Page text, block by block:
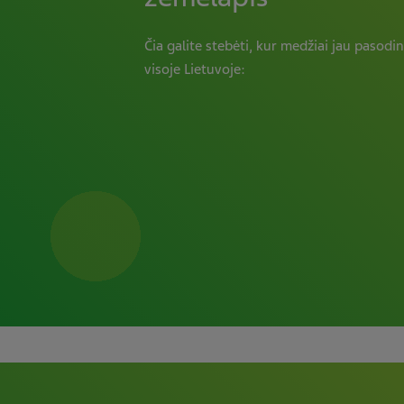
Čia galite stebėti, kur medžiai jau
visoje Lietuvoje: